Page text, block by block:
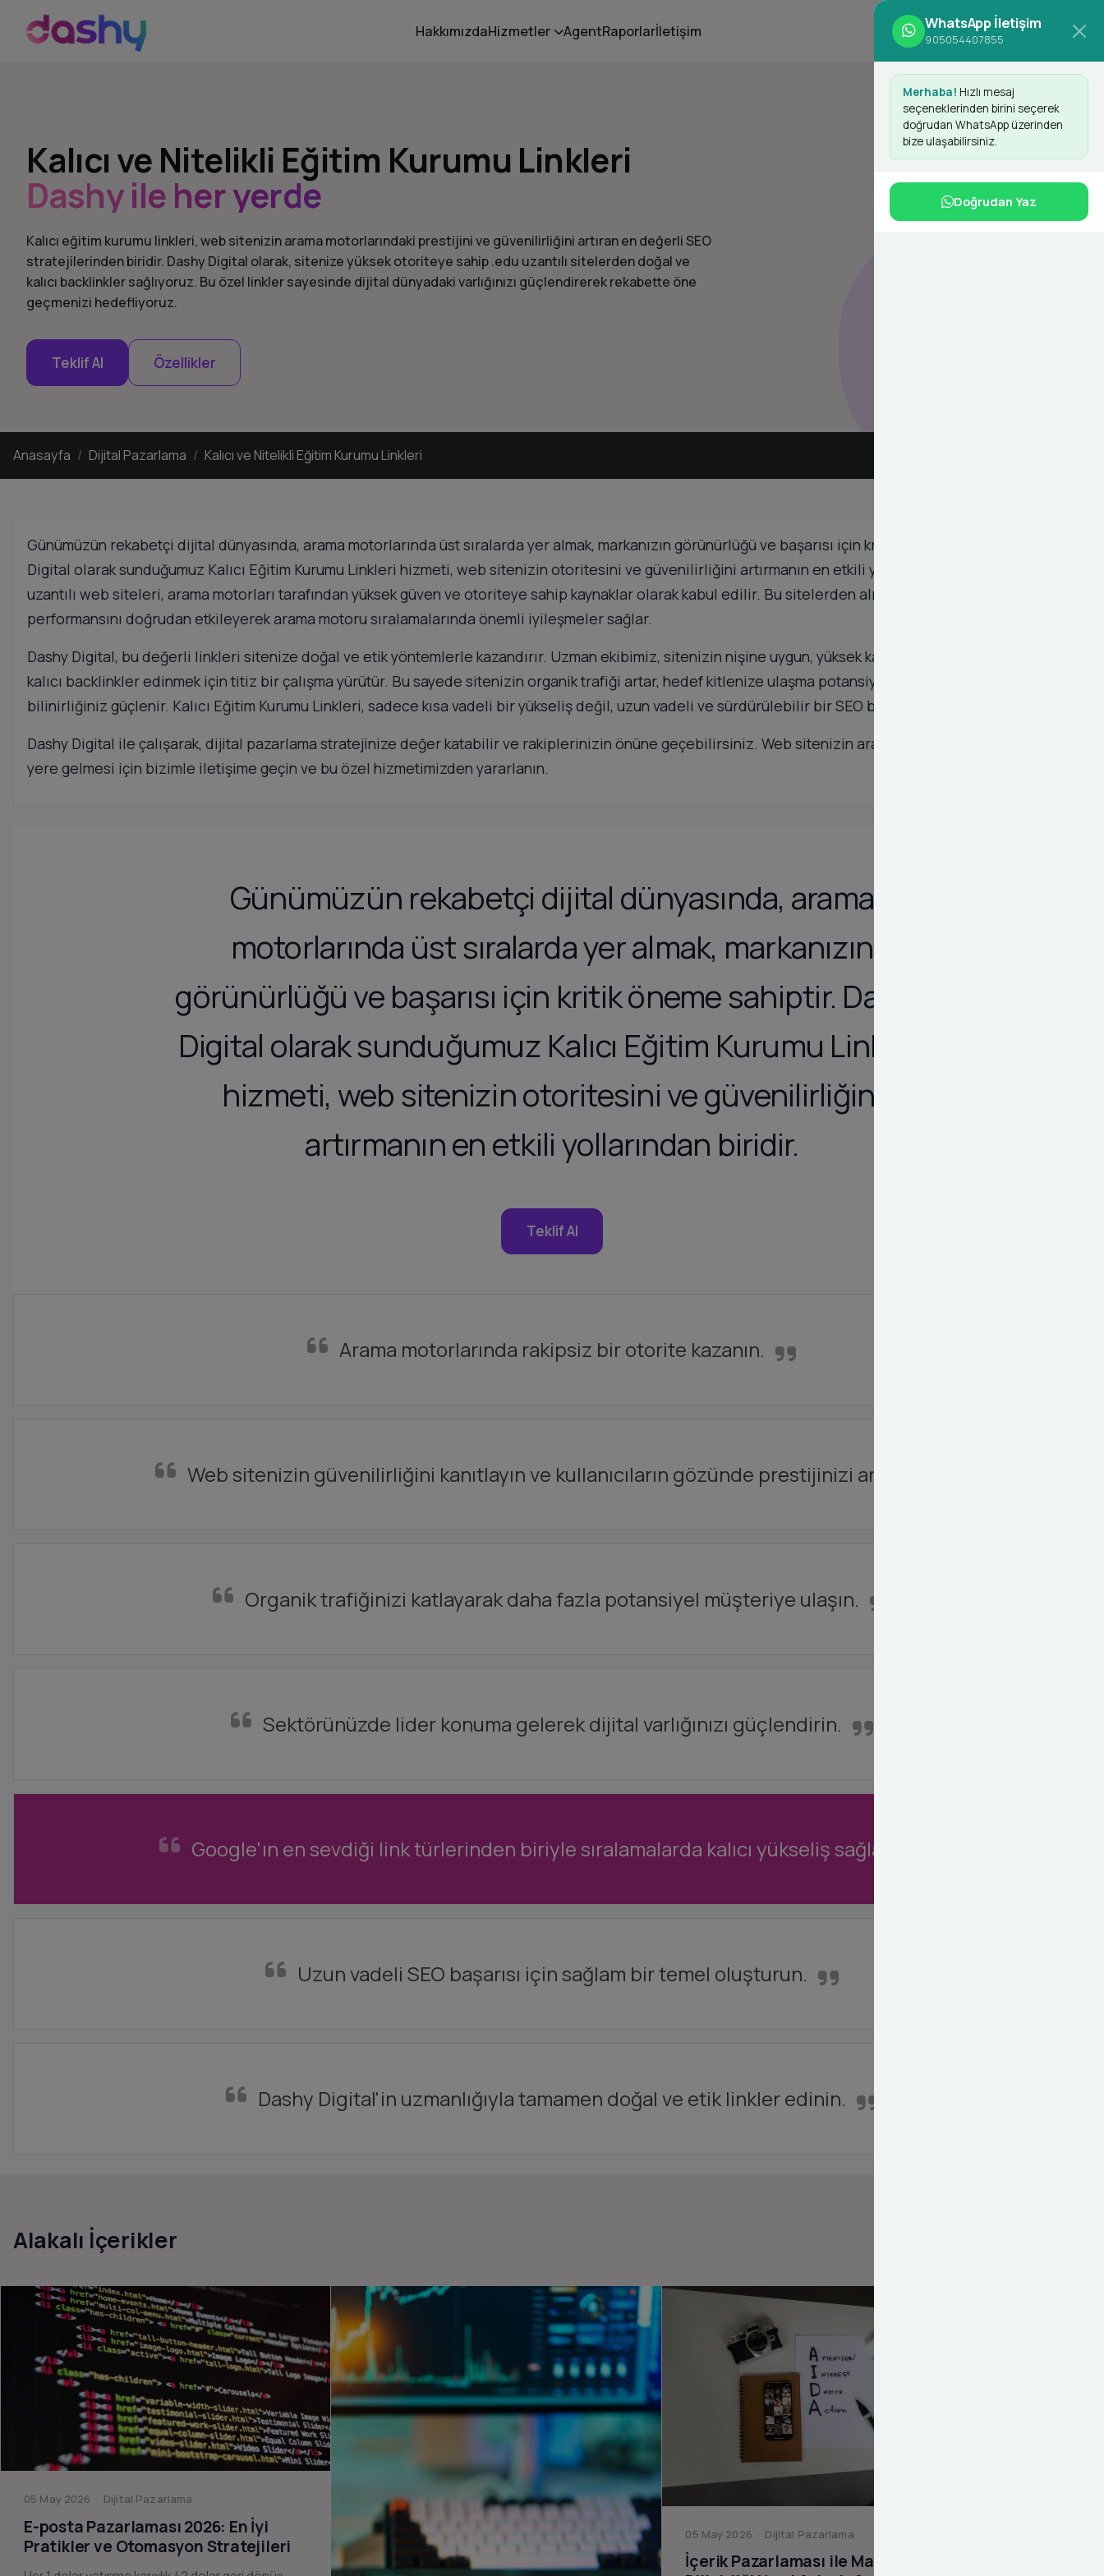
HakkımızdaHizmetler AgentRaporlarİletişim Giriş Yap Kayıt Ol
Kalıcı ve Nitelikli Eğitim Kurumu Linkleri
Dashy ile her yerde
Kalıcı eğitim kurumu linkleri, web sitenizin arama motorlarındaki prestijini ve güvenilirliğini artıran en değerli SEO
stratejilerinden biridir. Dashy Digital olarak, sitenize yüksek otoriteye sahip .edu uzantılı sitelerden doğal ve
kalıcı backlinkler sağlıyoruz. Bu özel linkler sayesinde dijital dünyadaki varlığınızı güçlendirerek rekabette öne
geçmenizi hedefliyoruz.
Teklif Al Özellikler d
Anasayfa Dijital Pazarlama Kalıcı ve Nitelikli Eğitim Kurumu Linkleri
Günümüzün rekabetçi dijital dünyasında, arama motorlarında üst sıralarda yer almak, markanızın görünürlüğü ve başarısı için kritik öneme sahiptir. Dashy
Digital olarak sunduğumuz Kalıcı Eğitim Kurumu Linkleri hizmeti, web sitenizin otoritesini ve güvenilirliğini artırmanın en etkili yollarından biridir. .edu
uzantılı web siteleri, arama motorları tarafından yüksek güven ve otoriteye sahip kaynaklar olarak kabul edilir. Bu sitelerden alınan backlinkler, sitenizin SEO
performansını doğrudan etkileyerek arama motoru sıralamalarında önemli iyileşmeler sağlar.
Dashy Digital, bu değerli linkleri sitenize doğal ve etik yöntemlerle kazandırır. Uzman ekibimiz, sitenizin nişine uygun, yüksek kaliteli eğitim kurumlarından
kalıcı backlinkler edinmek için titiz bir çalışma yürütür. Bu sayede sitenizin organik trafiği artar, hedef kitlenize ulaşma potansiyeliniz yükselir ve marka
bilinirliğiniz güçlenir. Kalıcı Eğitim Kurumu Linkleri, sadece kısa vadeli bir yükseliş değil, uzun vadeli ve sürdürülebilir bir SEO başarısının temelini oluşturur.
Dashy Digital ile çalışarak, dijital pazarlama stratejinize değer katabilir ve rakiplerinizin önüne geçebilirsiniz. Web sitenizin arama motorlarında hak ettiği
yere gelmesi için bizimle iletişime geçin ve bu özel hizmetimizden yararlanın.
Günümüzün rekabetçi dijital dünyasında, arama
motorlarında üst sıralarda yer almak, markanızın
görünürlüğü ve başarısı için kritik öneme sahiptir. Dashy
Digital olarak sunduğumuz Kalıcı Eğitim Kurumu Linkleri
hizmeti, web sitenizin otoritesini ve güvenilirliğini
artırmanın en etkili yollarından biridir.
Teklif Al
Arama motorlarında rakipsiz bir otorite kazanın.
Web sitenizin güvenilirliğini kanıtlayın ve kullanıcıların gözünde prestijinizi artırın.
Organik trafiğinizi katlayarak daha fazla potansiyel müşteriye ulaşın.
Sektörünüzde lider konuma gelerek dijital varlığınızı güçlendirin.
Google'ın en sevdiği link türlerinden biriyle sıralamalarda kalıcı yükseliş sağlayın.
Uzun vadeli SEO başarısı için sağlam bir temel oluşturun.
Dashy Digital'in uzmanlığıyla tamamen doğal ve etik linkler edinin.
Alakalı İçerikler
05 May 2026 · Dijital Pazarlama
E-posta Pazarlaması 2026: En İyi
Pratikler ve Otomasyon Stratejileri
05 May 2026 · Dijital Pazarlama
İçerik Pazarlaması ile Marka
WhatsApp İletişim
905054407855
Merhaba! Hızlı mesaj
seçeneklerinden birini seçerek
doğrudan WhatsApp üzerinden
bize ulaşabilirsiniz.
Doğrudan Yaz